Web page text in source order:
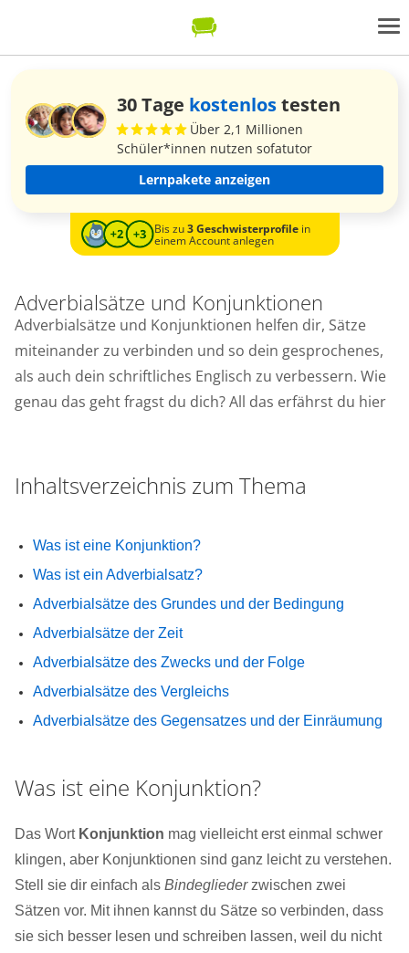
30 Tage kostenlostesten
Über 2,1 Millionen
Schüler*innen nutzen sofatutor
Lernpakete anzeigen
Bis zu3 Geschwisterprofilein
einem Account anlegen
Adverbialsätze und Konjunktionen
Adverbialsätze und Konjunktionen helfen dir, Sätze
miteinander zu verbinden und so dein gesprochenes,
als auch dein schriftliches Englisch zu verbessern. Wie
genau das geht fragst du dich? All das erfährst du hier
Inhaltsverzeichnis zum Thema
Was ist eine Konjunktion?
Was ist ein Adverbialsatz?
Adverbialsätze des Grundes und der Bedingung
Adverbialsätze der Zeit
Adverbialsätze des Zwecks und der Folge
Adverbialsätze des Vergleichs
Adverbialsätze des Gegensatzes und der Einräumung
Was ist eine Konjunktion?
Das Wort Konjunktion mag vielleicht erst einmal schwer
klingen, aber Konjunktionen sind ganz leicht zu verstehen.
Stell sie dir einfach als Bindegliederzwischen zwei
Sätzen vor. Mit ihnen kannst du Sätze so verbinden, dass
sie sich besser lesen und schreiben lassen, weil du nicht